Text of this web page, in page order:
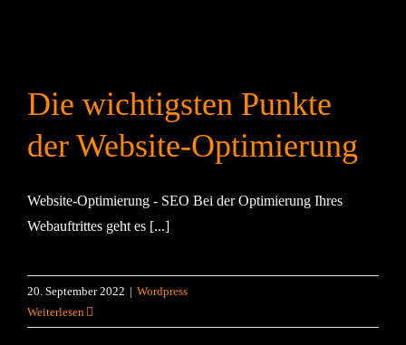
Die wichtigsten Punkte
der Website-Optimierung
Website-Optimierung - SEO Bei der Optimierung Ihres
Webauftrittes geht es [...]
20. September 2022 | Wordpress
Weiterlesen